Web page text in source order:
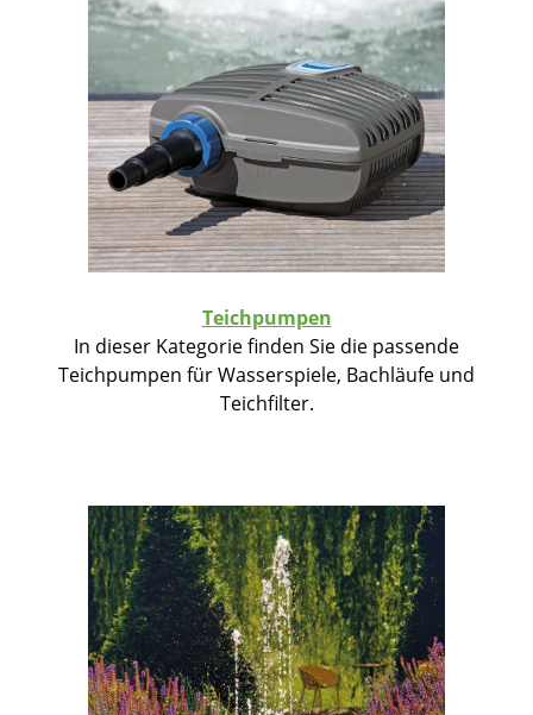
Teichpumpen
In dieser Kategorie finden Sie die passende
Teichpumpen für Wasserspiele, Bachläufe und
Teichfilter.